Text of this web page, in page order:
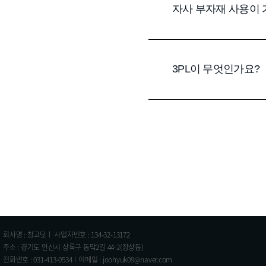
자사 부자재 사용이
3PL이 무엇인가요?
회사명 : 창고닷ㅣ 사업자번호 : 134-32-13172
주소 : 경기도 안산시 상록구 동막2길 44-2(장상동)
전화번호 : 031-413-0534ㅣ이메일 : joohyuk09@naver.com